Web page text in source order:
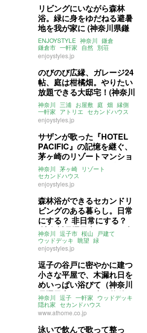
売買
リビングにいながら森林
浴。緑に身をゆだねる避暑
地を我が家に (神奈川県鎌
倉市195㎡の売買物件)
ENJOYSTYLE 神奈川 鎌倉
鎌倉市 一軒家 自然 別荘
セカンドハウス
enjoystyles.jp
のびのび広縁、ガレージ24
帖、庭は柑橘畑。やりたい
放題できる大邸宅！(神奈川
県三浦市191㎡の売買物件)
神奈川 三浦 お屋敷 庭 畑 縁側
一軒家 アトリエ セカンドハウス
大家女子 売買
enjoystyles.jp
サザンが歌った『HOTEL
PACIFIC』の記憶を継ぐ、
茅ヶ崎のリゾートマンショ
ン。(神奈川県茅ヶ崎市108
㎡の売買物件)
神奈川 茅ヶ崎 リゾート
セカンドハウス
リゾートマンション
サザン
大家女子
enjoystyles.jp
森林浴ができるセカンドリ
ビングのある暮らし。日常
にする？ 非日常にする？
(神奈川県逗子市102㎡の売
買物件)
神奈川 逗子市 桜山
戸建て
ウッドデッキ 眺望 緑
セカンドハウス
ENJOYSTYLE
enjoystyles.jp
逗子の谷戸に密やかに建つ
小さな平屋で、木漏れ日を
めいっぱい浴びて（神奈川
県逗子市28㎡の売買物件）
神奈川 逗子 一軒家 ウッドデッキ
隠れ家 セカンドハウス
ライター：ほしりょうこ
株式会社原窓 募集中
www.athome.co.jp
泳いで飲んで歌って整っ